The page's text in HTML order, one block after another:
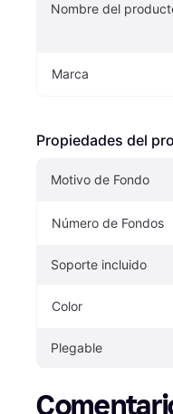
Nombre del
Marca
Propiedades del
Motivo de Fondo
Número de Fondos
Soporte incluido
Color
Plegable